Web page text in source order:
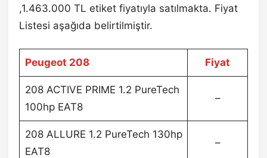
,1.463.000 TL etiket fiyatıyla satılmakta. Fiyat
Listesi aşağıda belirtilmiştir.
Peugeot 208 Fiyat
208 ACTIVE PRIME 1.2 PureTech
100hp EAT8
–
208 ALLURE 1.2 PureTech 130hp
EAT8
–